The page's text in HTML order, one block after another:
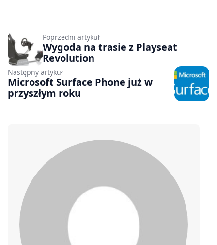
Poprzedni artykuł
Wygoda na trasie z Playseat
Revolution
Następny artykuł
Microsoft Surface Phone już w
przyszłym roku